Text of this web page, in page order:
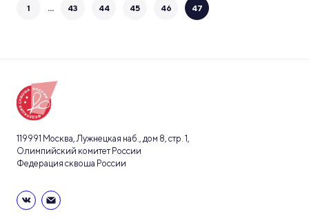
1 ... 43 44 45 46 47
119991 Москва, Лужнецкая наб., дом 8, стр. 1,
Олимпийский комитет России
Федерация сквоша России